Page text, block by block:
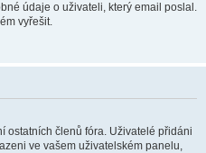
údaje o uživateli, který email poslal.
vyřešit.
ostatních členů fóra. Uživatelé přidáni
ve vašem uživatelském panelu,